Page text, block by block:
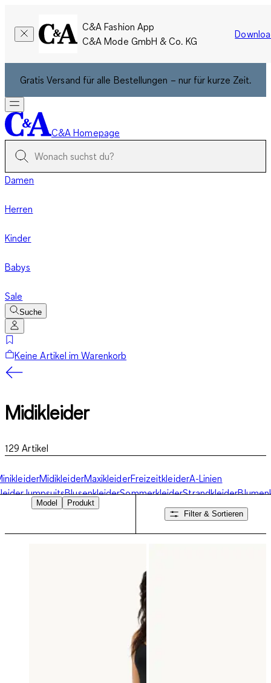
C&A Fashion App
C&A Mode GmbH & Co. KG
Gratis Versand für alle Bestellungen – nur für kurze Zeit.
C&A Homepage
Damen
Herren
Kinder
Babys
Sale
Suche
Keine Artikel im Warenkorb
Midikleider
129 Artikel
MidikleiderMaxikleiderFreizeitkleiderA-Linien
JumpsuitsBlusenkleiderSommerkleiderStrandkleider
Model
Produkt
Filter & Sortieren